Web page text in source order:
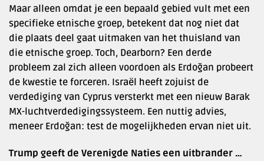
Maar alleen omdat je een bepaald gebied vult met een
specifieke etnische groep, betekent dat nog niet dat
die plaats deel gaat uitmaken van het thuisland van
die etnische groep. Toch, Dearborn? Een derde
probleem zal zich alleen voordoen als Erdoğan probeert
de kwestie te forceren. Israël heeft zojuist de
verdediging van Cyprus versterkt met een nieuw Barak
MX-luchtverdedigingssysteem. Een nuttig advies,
meneer Erdoğan: test de mogelijkheden ervan niet uit.
Trump geeft de Verenigde Naties een uitbrander …